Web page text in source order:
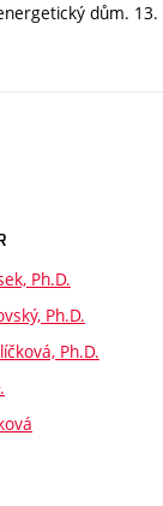
dům.
Ph.D.
Ph.D.
Ph.D.